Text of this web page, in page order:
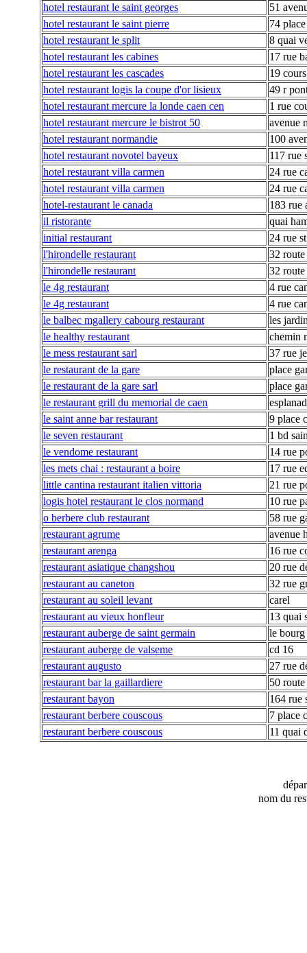
hotel restaurant le saint georges
51
hotel restaurant le saint pierre
74
hotel restaurant le split
8 quai
hotel restaurant les cabines
17 rue
hotel restaurant les cascades
19
hotel restaurant logis la coupe d'or lisieux
49 r
hotel restaurant mercure la londe caen cen
1 rue
hotel restaurant mercure le bistrot 50
avenue
hotel restaurant normandie
100
hotel restaurant novotel bayeux
117 rue
hotel restaurant villa carmen
24 rue
hotel restaurant villa carmen
24 rue
hotel-restaurant le canada
183 rue
il ristorante
quai
initial restaurant
24 rue
l'hirondelle restaurant
32
l'hirondelle restaurant
32
le 4g restaurant
4 rue
le 4g restaurant
4 rue
le balbec mgallery cabourg restaurant
les
le healthy restaurant
chemin
le mess restaurant sarl
37 rue
le restaurant de la gare
place
le restaurant de la gare sarl
place
le restaurant grill du memorial de caen
le saint anne bar restaurant
9 place
le seven restaurant
1 bd
le vendome restaurant
14 rue
les mets chai : restaurant a boire
17 rue
little cantina restaurant italien vittoria
21 rue
logis hotel restaurant le clos normand
10 rue
o berbere club restaurant
58 rue
restaurant agrume
avenue
restaurant arenga
16 rue
restaurant asiatique changshou
20 rue
restaurant au caneton
32 rue
restaurant au soleil levant
carel
restaurant au vieux honfleur
13 quai
restaurant auberge de saint germain
le bourg
restaurant auberge de valseme
cd 16
restaurant augusto
27 rue
restaurant bar la gaillardiere
50
restaurant bayon
164 rue
restaurant berbere couscous
7 place
restaurant berbere couscous
11 quai
nom du